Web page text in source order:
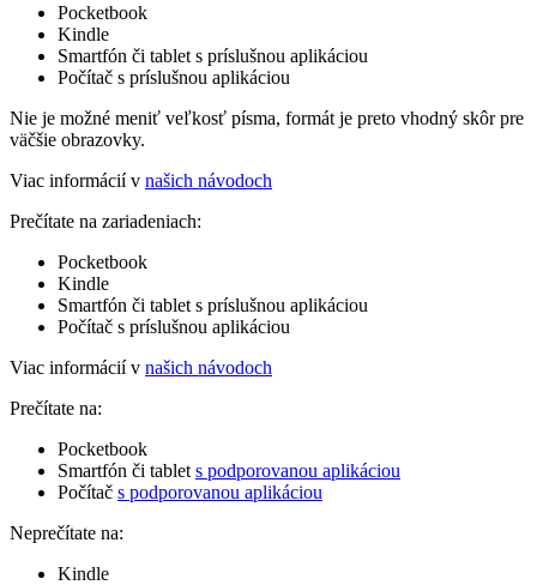
Pocketbook
Kindle
Smartfón či tablet s príslušnou aplikáciou
Počítač s príslušnou aplikáciou
Nie je možné meniť veľkosť písma, formát je preto vhodný skôr pre
väčšie obrazovky.
Viac informácií v našich návodoch
Prečítate na zariadeniach:
Pocketbook
Kindle
Smartfón či tablet s príslušnou aplikáciou
Počítač s príslušnou aplikáciou
Viac informácií v našich návodoch
Prečítate na:
Pocketbook
Smartfón či tablet s podporovanou aplikáciou
Počítač s podporovanou aplikáciou
Neprečítate na:
Kindle